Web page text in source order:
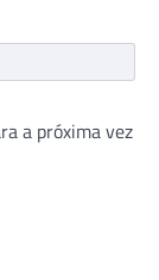
a próxima vez